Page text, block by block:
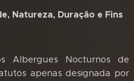
Natureza, Duração e Fins
Albergues Nocturnos de
apenas designada por